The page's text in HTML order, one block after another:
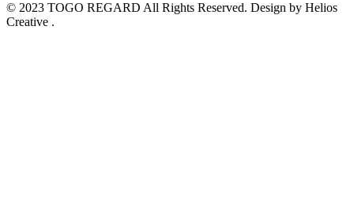
© 2023 TOGO REGARD All Rights Reserved. Design by Helios
Creative .